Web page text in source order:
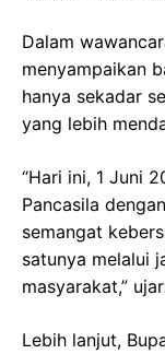
Dalam
menyampaikan
hanya sekadar
yang lebih
“Hari ini, 1 Juni
Pancasila
semangat
satunya melalui
masyarakat,”
Lebih lanjut,